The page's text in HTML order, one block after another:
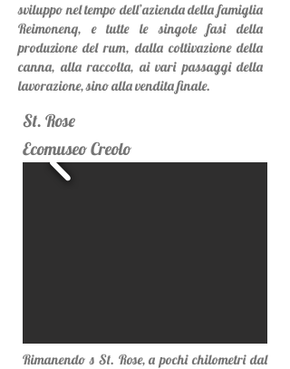
sviluppo nel tempo dell’azienda della famiglia
Reimonenq, e tutte le singole fasi della
produzione del rum, dalla coltivazione della
canna, alla raccolta, ai vari passaggi della
lavorazione, sino alla vendita finale.
St. Rose
Ecomuseo Creolo
Rimanendo s St. Rose, a pochi chilometri dal